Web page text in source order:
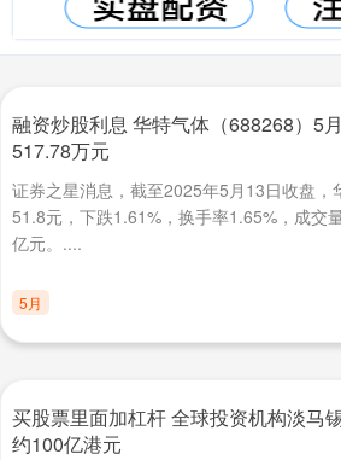
融资炒股利息 华特气体（688268）5
517.78万元
证券之星消息，截至2025年5月13日收盘
51.8元，下跌1.61%，换手率1.65%，成交
亿元。....
5月
买股票里面加杠杆 全球投资机构淡马
约100亿港元